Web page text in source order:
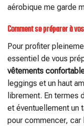
aérobique me garde
Comment se préparer à
Pour profiter
essentiel de vous
vêtements
leggings et un haut
librement. En termes
et éventuellement un
pour commencer,